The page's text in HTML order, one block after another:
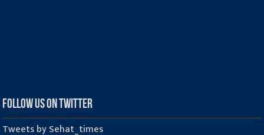
Follow us on Twitter
Tweets by Sehat_times